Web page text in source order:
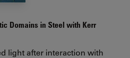
Domains in Steel with Kerr
light after interaction with